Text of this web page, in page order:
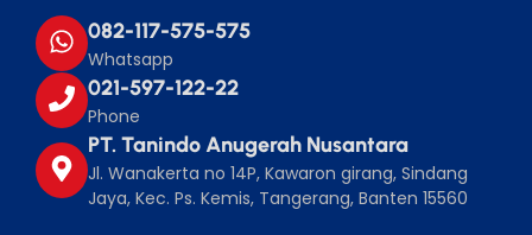
082-117-575-575
Whatsapp
021-597-122-22
Phone
PT. Tanindo Anugerah Nusantara
Jl. Wanakerta no 14P, Kawaron girang, Sindang
Jaya, Kec. Ps. Kemis, Tangerang, Banten 15560